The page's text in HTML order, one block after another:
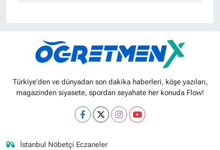
Türkiye'den ve dünyadan son dakika haberleri, köşe yazıları,
magazinden siyasete, spordan seyahate her konuda Flow!
İstanbul Nöbetçi Eczaneler